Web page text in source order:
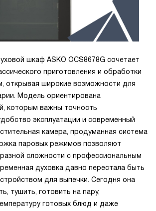
что определились правильно, духовка,
шкаф ASKO OCS8678G сочетает
приготовления и обработки
открывая широкие возможности для
Модель ориентирована
которым важны точность
эксплуатации и современный
камера, продуманная система
паровых режимов позволяют
сложности с профессиональным
духовка давно перестала быть
для выпечки. Сегодня она
тушить, готовить на пару,
готовых блюд и даже